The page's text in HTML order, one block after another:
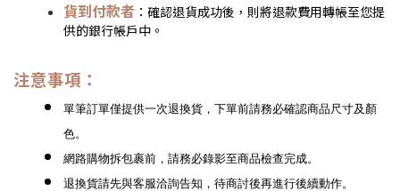
貨到付款者 ：確認退貨成功後，則將退款費用轉帳至您提
供的銀行帳戶中。
注意事項：
單筆訂單僅提供一次退換貨，下單前請務必確認商品尺寸及顏
色。
網路購物拆包裹前，請務必錄影至商品檢查完成。
退換貨請先與客服洽詢告知，待商討後再進行後續動作。